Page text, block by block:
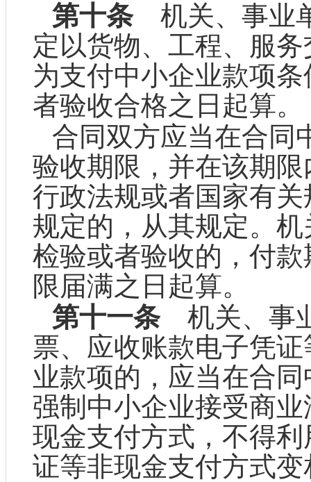
第十条机关、事业
定以货物、工程、服
为支付中小企业款项
者验收合格之日起算。
合同双方应当在合同
验收期限，并在该期
行政法规或者国家有
规定的，从其规定。
检验或者验收的，付
限届满之日起算。
第十一条机关、事
票、应收账款电子凭
业款项的，应当在合
强制中小企业接受商
现金支付方式，不得
证等非现金支付方式